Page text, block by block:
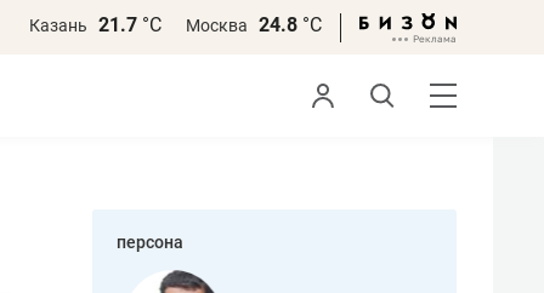
Казань 21.7 °С Москва 24.8 °С
персона